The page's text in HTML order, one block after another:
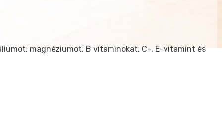
magnéziumot, B vitaminokat, C-, E-vitamint és